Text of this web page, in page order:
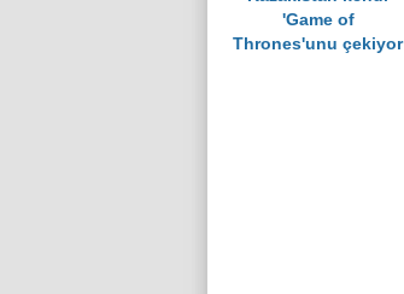
'Game of
Thrones'unu çekiyor